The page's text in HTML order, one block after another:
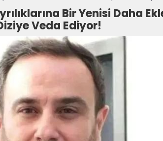
Bir Yenisi Daha
Veda Ediyor!